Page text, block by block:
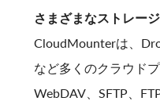
さまざまなストレー
CloudMounterは、
など多くのクラウド
WebDAV、SFTP、